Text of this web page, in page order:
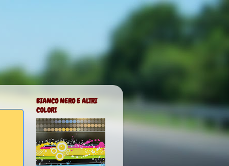
BIANCO NERO E ALTRI
COLORI